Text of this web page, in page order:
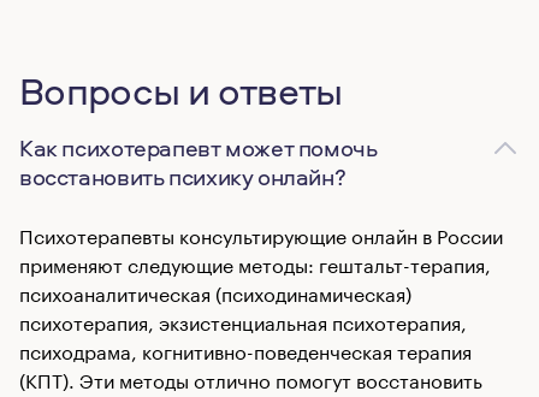
Вопросы и ответы
Как психотерапевт может помочь
восстановить психику онлайн?
Психотерапевты консультирующие онлайн в России
применяют следующие методы: гештальт-терапия,
психоаналитическая (психодинамическая)
психотерапия, экзистенциальная психотерапия,
психодрама, когнитивно-поведенческая терапия
(КПТ). Эти методы отлично помогут восстановить